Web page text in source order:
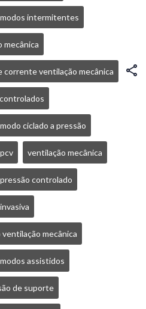
intermitentes
mecânica
corrente ventilação mecânica
ciclado a pressão
ventilação mecânica
controlado
mecânica
assistidos
de suporte